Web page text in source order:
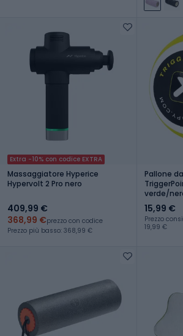
Extra -10% con codice EXTRA
Massaggiatore Hyperice
Hypervolt 2 Pro nero
409,99 €
368,99 €prezzo con codice
Prezzo più basso: 368,99 €
Pallone
verde/
15,99 €
Prezzo
19,99 €